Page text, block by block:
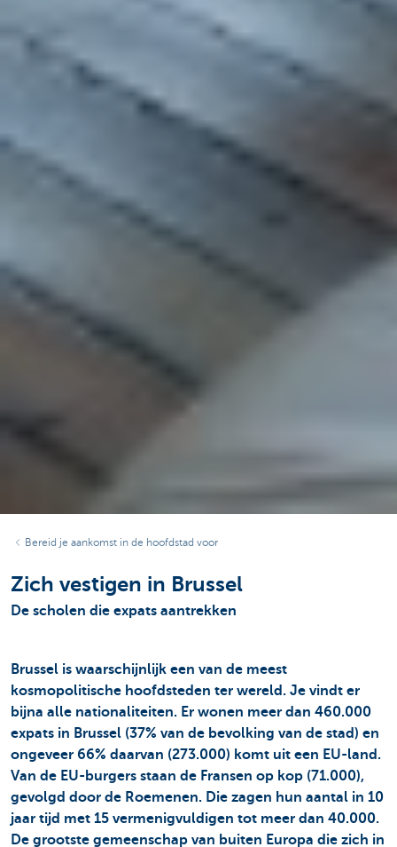
Bereid je aankomst in de hoofdstad voor
Zich vestigen in Brussel
De scholen die expats aantrekken
Brussel is waarschijnlijk een van de meest
kosmopolitische hoofdsteden ter wereld. Je vindt er
bijna alle nationaliteiten. Er wonen meer dan 460.000
expats in Brussel (37% van de bevolking van de stad) en
ongeveer 66% daarvan (273.000) komt uit een EU-land.
Van de EU-burgers staan de Fransen op kop (71.000),
gevolgd door de Roemenen. Die zagen hun aantal in 10
jaar tijd met 15 vermenigvuldigen tot meer dan 40.000.
De grootste gemeenschap van buiten Europa die zich in